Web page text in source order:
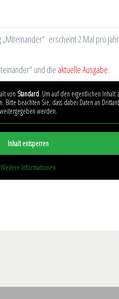
erscheint 2 Mal pro
und die aktuelle Ausgabe.
von Standard. Um auf den eigentlichen Inhalt
Bitte beachten Sie, dass dabei Daten an
weitergegeben werden.
Inhalt entsperren
Weitere Informationen